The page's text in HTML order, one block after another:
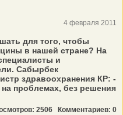
4 февраля 2011
для того, чтобы
в нашей стране? На
и
Сабырбек
здравоохранения КР: -
проблемах, без решения
2506 Комментариев: 0